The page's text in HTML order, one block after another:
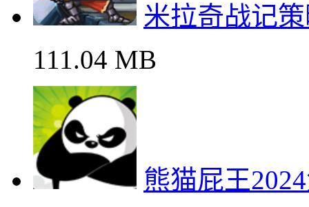
米拉奇战记
111.04 MB
熊猫屁王